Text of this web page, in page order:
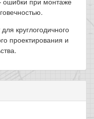
круглогодичного
проектирования и